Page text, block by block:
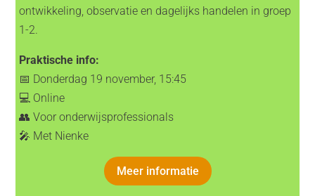
ontwikkeling, observatie en dagelijks handelen in groep
1-2.
Praktische info:
📅 Donderdag 19 november, 15:45
💻 Online
👥 Voor onderwijsprofessionals
🎤 Met Nienke
Meer informatie